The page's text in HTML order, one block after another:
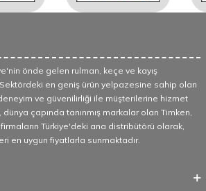
önde gelen rulman, keçe ve kayış
en geniş ürün yelpazesine sahip olan
ve güvenilirliği ile müşterilerine hizmet
çapında tanınmış markalar olan Timken,
Türkiye'deki ana distribütörü olarak,
en uygun fiyatlarla sunmaktadır.